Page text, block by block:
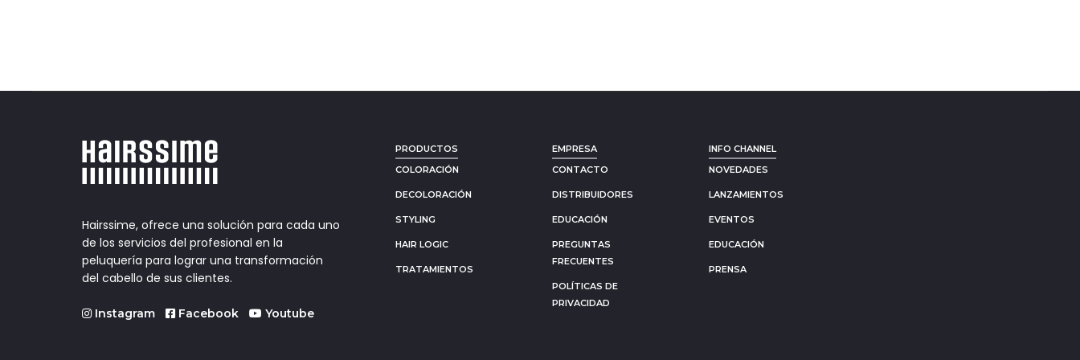
Hairssime, ofrece una solución para cada uno
de los servicios del profesional en la
peluquería para lograr una transformación
del cabello de sus clientes.
Instagram Facebook Youtube
PRODUCTOS
COLORACIÓN
DECOLORACIÓN
STYLING
HAIR LOGIC
TRATAMIENTOS
EMPRESA
CONTACTO
DISTRIBUIDORES
EDUCACIÓN
PREGUNTAS
FRECUENTES
POLÍTICAS DE
PRIVACIDAD
INFO CHANNEL
NOVEDADES
LANZAMIENTOS
EVENTOS
EDUCACIÓN
PRENSA